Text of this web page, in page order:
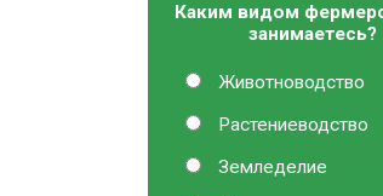
Каким видом
занимаетесь?
Животноводство
Растениеводство
Земледелие